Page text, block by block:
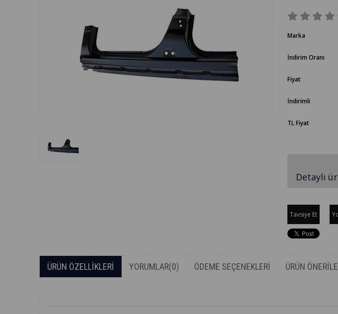
Marka
İndirim Oranı
Fiyat
İndirimli
TL Fiyat
Detaylı
Tavsiye Et
ÜRÜN ÖZELLIKLERI YORUMLAR(0) ÖDEME SEÇENEKLERI ÜRÜN